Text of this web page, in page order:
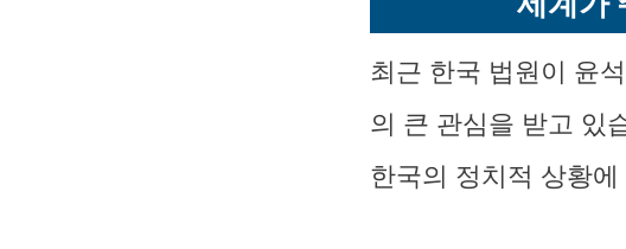
최근 한국 법원이 윤
의 큰 관심을 받고 있
한국의 정치적 상황